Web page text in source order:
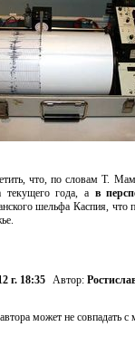
что, по словам Т.
текущего года, а в
шельфа Каспия, что
г. 18:35 Автор:
может не совпадать